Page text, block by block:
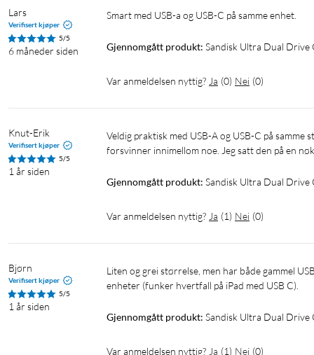
Lars
Verifisert kjøper
5/5
6 måneder siden
Smart med USB-a og USB-C på samme enhet.
Gjennomgått produkt: Sandisk Ultra Dual Drive
Var anmeldelsen nyttig? Ja (0) Nei (0)
Knut-Erik
Verifisert kjøper
5/5
1 år siden
Veldig praktisk med USB-A og USB-C på samme sticken. Den er veldig liten, som stort sett er bra, men pass på at den ikke
forsvinner innimellom noe. Jeg satt den på en
Gjennomgått produkt: Sandisk Ultra Dual Drive
Var anmeldelsen nyttig? Ja (1) Nei (0)
Bjørn
Verifisert kjøper
5/5
1 år siden
Liten og grei størrelse, men har både gammel USB A og nyere  USB C så den er kompatible med gamle, nye og mobile
enheter (funker hvertfall på iPad med USB C).
Gjennomgått produkt: Sandisk Ultra Dual Drive
Var anmeldelsen nyttig? Ja (1) Nei (0)